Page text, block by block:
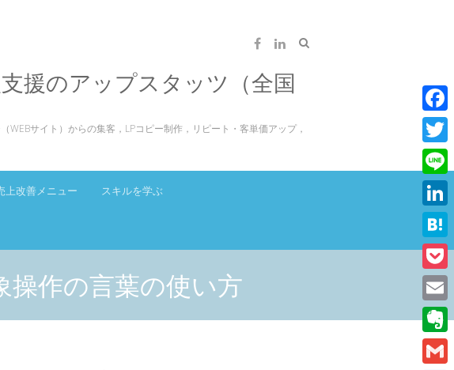
援のアップスタッツ（全国
サイト）からの集客，LPコピー制作，リピート・客単価アップ，
上改善メニュー スキルを学ぶ
操作の言葉の使い方
F
a
c
e
b
o
o
k
T
w
i
e
r
L
i
n
e
L
i
n
k
e
d
H
a
t
e
n
P
o
c
k
E
m
a
E